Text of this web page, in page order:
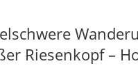
Riesenkopf –